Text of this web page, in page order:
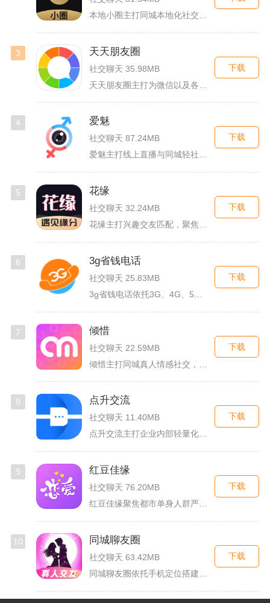
3 天天朋友圈
社交聊天 35.98MB
下载
4 爱魅
社交聊天 87.24MB
爱魅主打线上直播与同城轻社交融合服务，整合影音直播、兴趣社群...
下载
5 花缘
社交聊天 32.24MB
下载
6 3g省钱电话
社交聊天 25.83MB
下载
7 倾惜
社交聊天 22.59MB
下载
8 点升交流
社交聊天 11.40MB
点升交流主打企业内部轻量化即时协作沟通，面向中小团队搭建专属...
下载
9 红豆佳缘
社交聊天 76.20MB
下载
10 同城聊友圈
社交聊天 63.42MB
下载